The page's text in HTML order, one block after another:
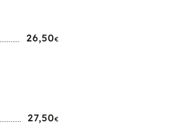
26,50€
27,50€